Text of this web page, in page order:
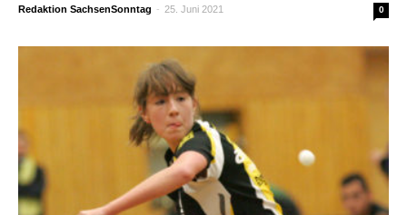
Redaktion SachsenSonntag - 25. Juni 2021 0